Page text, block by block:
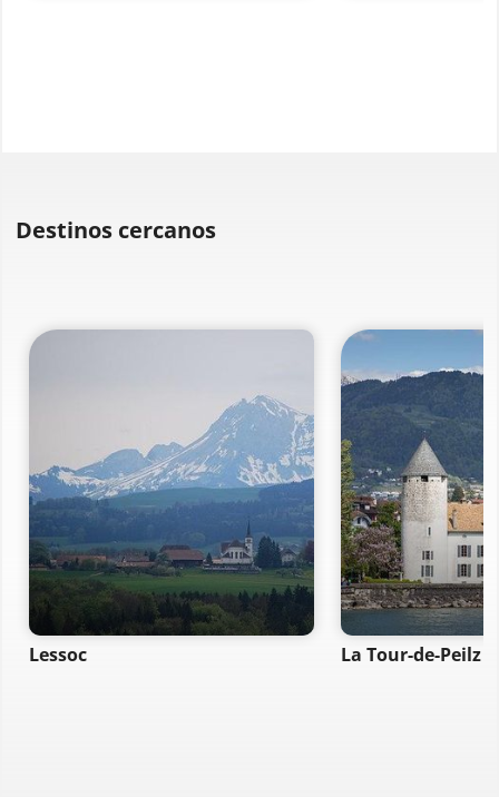
Destinos cercanos
Lessoc La Tour-de-Peilz